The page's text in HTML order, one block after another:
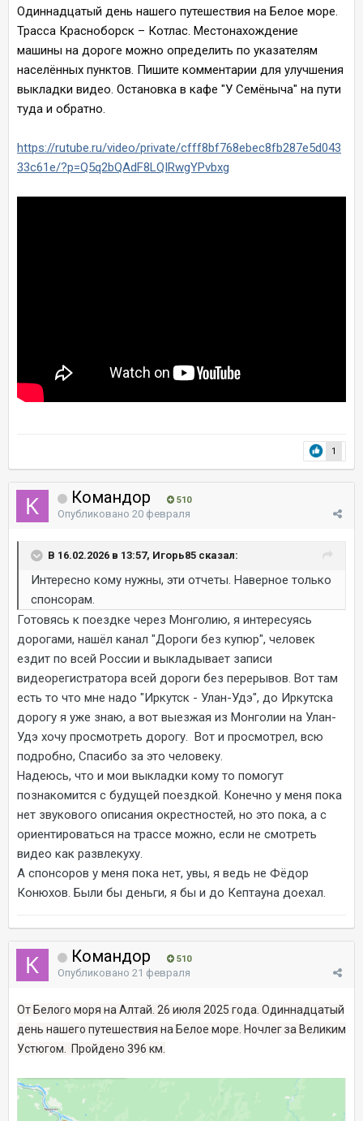
Одиннадцатый день нашего путешествия на Белое море.
Трасса Красноборск – Котлас. Местонахождение
машины на дороге можно определить по указателям
населённых пунктов. Пишите комментарии для улучшения
выкладки видео. Остановка в кафе "У Семёныча" на пути
туда и обратно.
https://rutube.ru/video/private/cfff8bf768ebec8fb287e5d043
33c61e/?p=Q5q2bQAdF8LQIRwgYPvbxg
1
Командор 510
Опубликовано 20 февраля
В 16.02.2026 в 13:57, Игорь85 сказал:
Интересно кому нужны, эти отчеты. Наверное только
спонсорам.
Готовясь к поездке через Монголию, я интересуясь
дорогами, нашёл канал "Дороги без купюр", человек
ездит по всей России и выкладывает записи
видеорегистратора всей дороги без перерывов. Вот там
есть то что мне надо "Иркутск - Улан-Удэ", до Иркутска
дорогу я уже знаю, а вот выезжая из Монголии на Улан-
Удэ хочу просмотреть дорогу. Вот и просмотрел, всю
подробно, Спасибо за это человеку.
Надеюсь, что и мои выкладки кому то помогут
познакомится с будущей поездкой. Конечно у меня пока
нет звукового описания окрестностей, но это пока, а с
ориентироваться на трассе можно, если не смотреть
видео как развлекуху.
А спонсоров у меня пока нет, увы, я ведь не Фёдор
Конюхов. Были бы деньги, я бы и до Кептауна доехал.
Командор 510
Опубликовано 21 февраля
От Белого моря на Алтай. 26 июля 2025 года. Одиннадцатый
день нашего путешествия на Белое море. Ночлег за Великим
Устюгом. Пройдено 396 км.